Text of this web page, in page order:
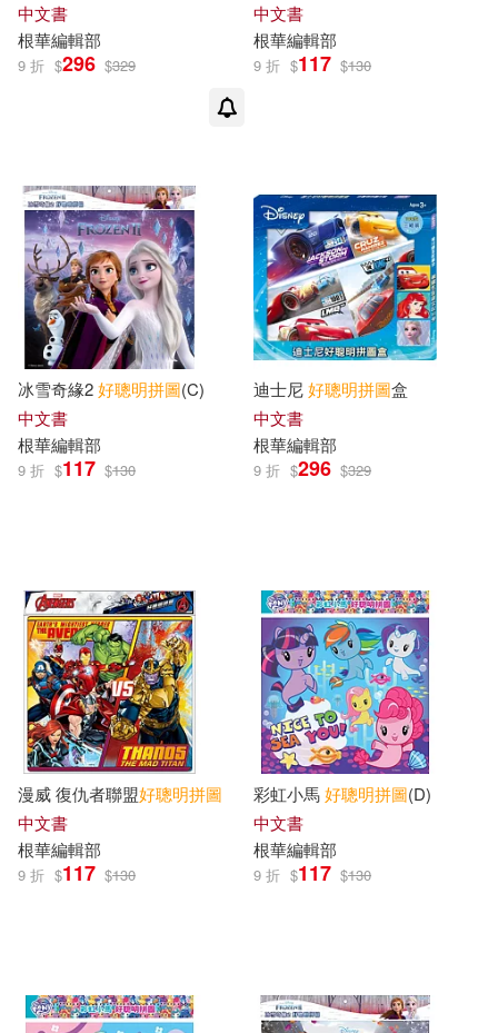
中文書
根華編輯部
9 折 $296 $329
中文書
根華編輯部
9 折 $117 $130
冰雪奇緣2好聰明拼圖(C)
中文書
根華編輯部
9 折 $117 $130
迪士尼好聰明拼圖盒
中文書
根華編輯部
9 折 $296 $329
漫威 復仇者聯盟好聰明拼圖
中文書
根華編輯部
9 折 $117 $130
彩虹小馬好聰明拼圖(D)
中文書
根華編輯部
9 折 $117 $130